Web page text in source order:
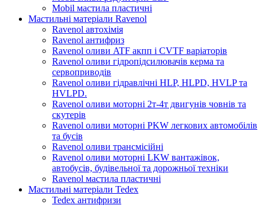
Mobil мастила пластичні
Мастильні матеріали Ravenol
Ravenol автохімія
Ravenol антифриз
Ravenol оливи ATF акпп і CVTF варіаторів
Ravenol оливи гідропідсилювачів керма та
сервоприводів
Ravenol оливи гідравлічні HLP, HLPD, HVLP та
HVLPD.
Ravenol оливи моторні 2т-4т двигунів човнів та
скутерів
Ravenol оливи моторні PKW легкових автомобілів
та бусів
Ravenol оливи трансмісійні
Ravenol оливи моторні LKW вантажівок,
автобусів, будівельної та дорожньої техніки
Ravenol мастила пластичні
Мастильні матеріали Tedex
Tedex антифризи